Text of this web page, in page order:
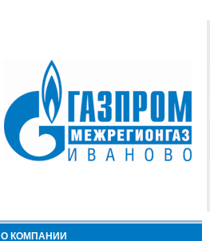
О КОМПАНИИ